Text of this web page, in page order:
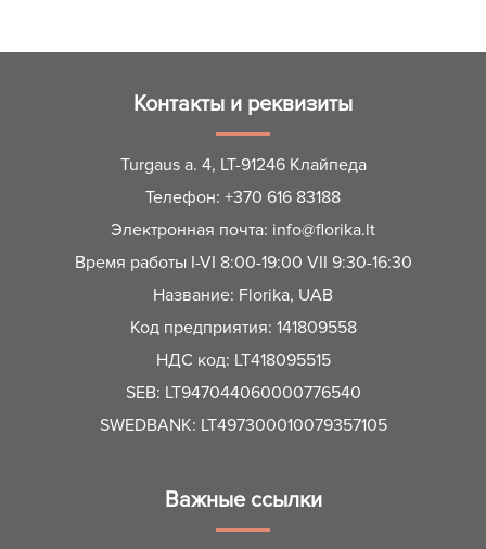
Контакты и реквизиты
Turgaus a. 4, LT-91246 Клайпеда
Телефон: +370 616 83188
Электронная почта: info@florika.lt
Время работы I-VI 8:00-19:00 VII 9:30-16:30
Название: Florika, UAB
Код предприятия: 141809558
НДС код: LT418095515
SEB: LT947044060000776540
SWEDBANK: LT497300010079357105
Важные ссылки